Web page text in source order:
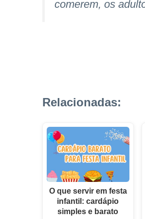
comerem, os
Relacionadas:
O que servir em festa
infantil: cardápio
simples e barato